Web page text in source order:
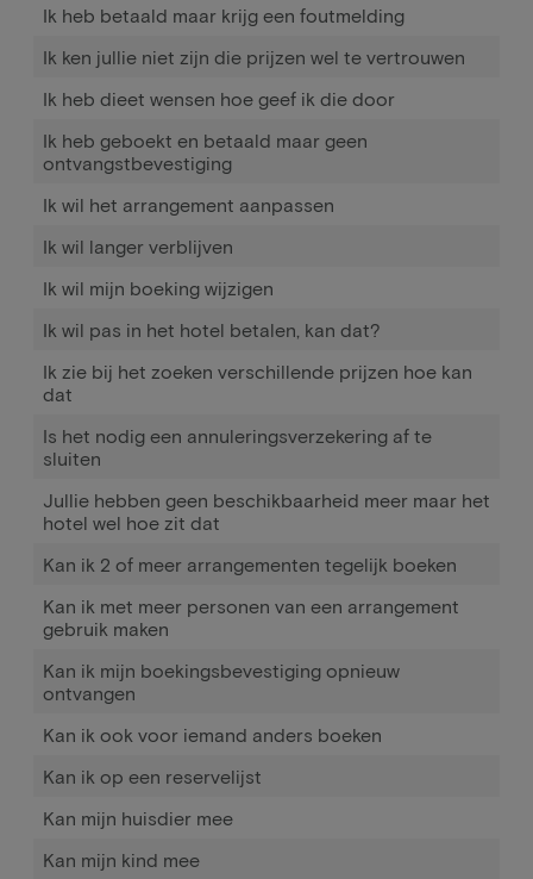
Ik heb betaald maar krijg een foutmelding
Ik ken jullie niet zijn die prijzen wel te vertrouwen
Ik heb dieet wensen hoe geef ik die door
Ik heb geboekt en betaald maar geen
ontvangstbevestiging
Ik wil het arrangement aanpassen
Ik wil langer verblijven
Ik wil mijn boeking wijzigen
Ik wil pas in het hotel betalen, kan dat?
Ik zie bij het zoeken verschillende prijzen hoe kan
dat
Is het nodig een annuleringsverzekering af te
sluiten
Jullie hebben geen beschikbaarheid meer maar het
hotel wel hoe zit dat
Kan ik 2 of meer arrangementen tegelijk boeken
Kan ik met meer personen van een arrangement
gebruik maken
Kan ik mijn boekingsbevestiging opnieuw
ontvangen
Kan ik ook voor iemand anders boeken
Kan ik op een reservelijst
Kan mijn huisdier mee
Kan mijn kind mee